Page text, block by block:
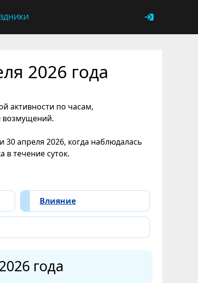
2026 года
активности по часам,
возмущений.
апреля 2026, когда наблюдалась
в течение суток.
Влияние
года